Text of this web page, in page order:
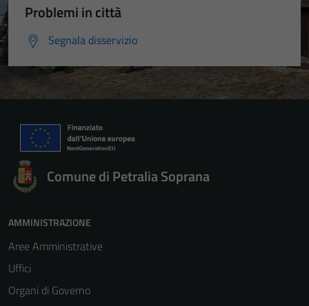
Problemi in città
Segnala disservizio
Comune di Petralia Soprana
AMMINISTRAZIONE
Aree Amministrative
Uffici
Organi di Governo